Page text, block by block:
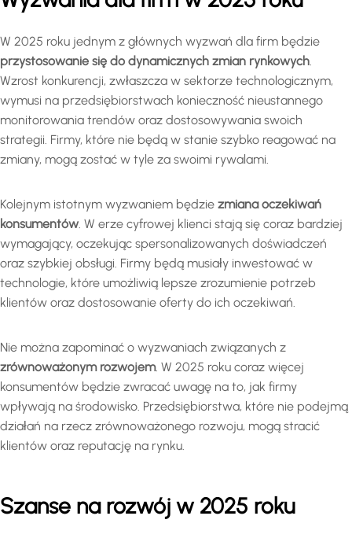
W 2025 roku jednym z głównych wyzwań dla firm będzie
przystosowanie się do dynamicznych zmian rynkowych
Wzrost konkurencji, zwłaszcza w sektorze technologicznym,
wymusi na przedsiębiorstwach konieczność nieustannego
monitorowania trendów oraz dostosowywania swoich
strategii. Firmy, które nie będą w stanie szybko reagować na
zmiany, mogą zostać w tyle za swoimi rywalami.
Kolejnym istotnym wyzwaniem będzie zmiana oczekiwań
konsumentów . W erze cyfrowej klienci stają się coraz bardziej
wymagający, oczekując spersonalizowanych doświadczeń
oraz szybkiej obsługi. Firmy będą musiały inwestować w
technologie, które umożliwią lepsze zrozumienie potrzeb
klientów oraz dostosowanie oferty do ich oczekiwań.
Nie można zapominać o wyzwaniach związanych z
zrównoważonym rozwojem. W 2025 roku coraz więcej
konsumentów będzie zwracać uwagę na to, jak firmy
wpływają na środowisko. Przedsiębiorstwa, które nie podejmą
działań na rzecz zrównoważonego rozwoju, mogą stracić
klientów oraz reputację na rynku.
Szanse na rozwój w 2025 roku